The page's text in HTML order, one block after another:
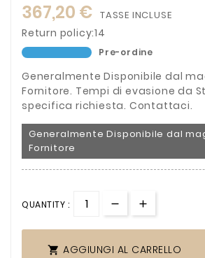
367,20 € TASSE INCLUSE
Return policy:14
Pre-ordine
Generalmente Disponibile dal
Fornitore. Tempi di evasione da
specifica richiesta. Contattaci.
Generalmente Disponibile dal
Fornitore
QUANTITY :
 AGGIUNGI AL CARRELLO